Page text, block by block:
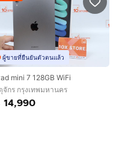
ผู้ขายที่ยืนยันตัวตนแล้ว
mini 7 128GB WiFi
จักร กรุงเทพมหานคร
14,990